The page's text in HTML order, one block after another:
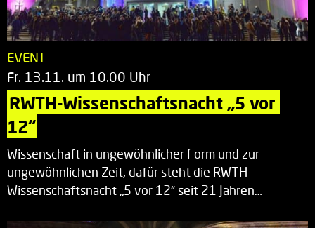
EVENT
Fr. 13.11. um 10.00 Uhr
RWTH-Wissenschaftsnacht „5 vor
12“
Wissenschaft in ungewöhnlicher Form und zur
ungewöhnlichen Zeit, dafür steht die RWTH-
Wissenschaftsnacht „5 vor 12“ seit 21 Jahren…